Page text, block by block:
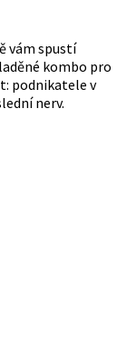
vám spustí
kombo pro
podnikatele v
nerv.